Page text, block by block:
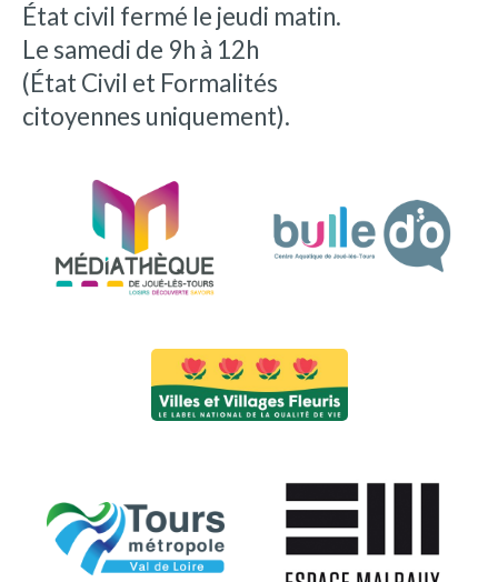
État civil fermé le jeudi matin.
Le samedi de 9h à 12h
(État Civil et Formalités
citoyennes uniquement).